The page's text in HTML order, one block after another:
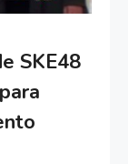
SKE48